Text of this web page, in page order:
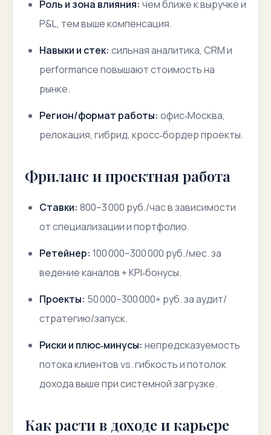
Роль и зона влияния: чем ближе к выручке и
P&L, тем выше компенсация.
Навыки и стек: сильная аналитика, CRM и
performance повышают стоимость на
рынке.
Регион/формат работы: офис‑Москва,
релокация, гибрид, кросс‑бордер проекты.
Фриланс и проектная работа
Ставки: 800–3 000 руб./час в зависимости
от специализации и портфолио.
Ретейнер: 100 000–300 000 руб./мес. за
ведение каналов + KPI‑бонусы.
Проекты: 50 000–300 000+ руб. за аудит/
стратегию/запуск.
Риски и плюс‑минусы: непредсказуемость
потока клиентов vs. гибкость и потолок
дохода выше при системной загрузке.
Как расти в доходе и карьере